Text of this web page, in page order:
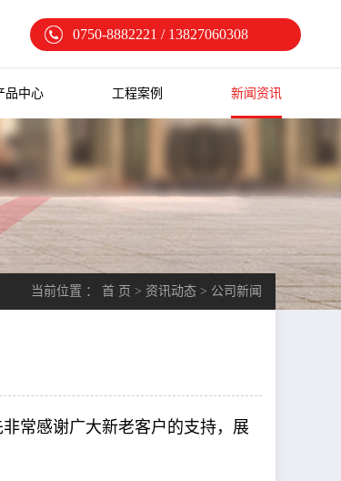
0750-8882221 / 13827060308
品中心 工程案例 新闻资讯
当前位置 ： 首 页 > 资讯动态 > 公司新闻
常感谢广大新老客户的支持，展